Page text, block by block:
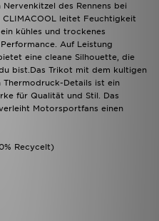
des Rennens bei
CLIMACOOL leitet Feuchtigkeit
kühles und trockenes
Auf Leistung
eine cleane Silhouette, die
bist.Das Trikot mit dem kultigen
Details ist ein
für Qualität und Stil. Das
Motorsportfans einen
Recycelt)